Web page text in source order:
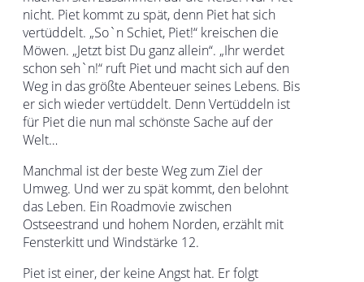
nicht. Piet kommt zu spät, denn Piet hat sich
vertüddelt. „So`n Schiet, Piet!“ kreischen die
Möwen. „Jetzt bist Du ganz allein“. „Ihr werdet
schon seh`n!“ ruft Piet und macht sich auf den
Weg in das größte Abenteuer seines Lebens. Bis
er sich wieder vertüddelt. Denn Vertüddeln ist
für Piet die nun mal schönste Sache auf der
Welt…
Manchmal ist der beste Weg zum Ziel der
Umweg. Und wer zu spät kommt, den belohnt
das Leben. Ein Roadmovie zwischen
Ostseestrand und hohem Norden, erzählt mit
Fensterkitt und Windstärke 12.
Piet ist einer, der keine Angst hat. Er folgt